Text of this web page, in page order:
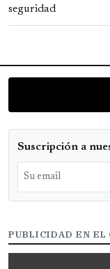
Suscripción a
PUBLICIDAD EN EL